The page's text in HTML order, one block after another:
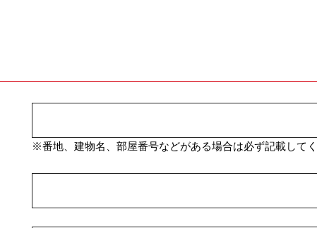
※番地、建物名、部屋番号などがある場合は必ず記載して